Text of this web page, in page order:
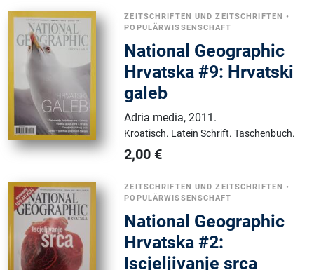
ZEITSCHRIFTEN UND ZEITSCHRIFTEN •
POPULÄRWISSENSCHAFT
National Geographic
Hrvatska #9: Hrvatski
galeb
Adria media,2011.
Kroatisch. Latein Schrift.Taschenbuch.
2,00 €
ZEITSCHRIFTEN UND ZEITSCHRIFTEN •
POPULÄRWISSENSCHAFT
National Geographic
Hrvatska #2:
Iscjeljivanje srca